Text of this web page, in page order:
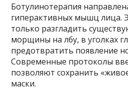
Ботулинотерапия
гиперактивных мышц лица.
только разгладить
морщины на лбу, в уголках
предотвратить появление
Современные протоколы
позволяют сохранить
маски.